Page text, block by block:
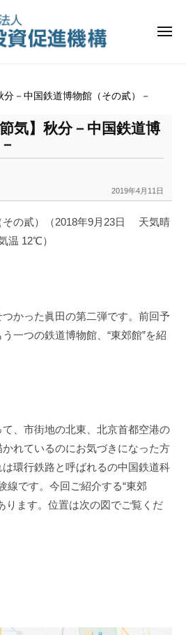
メ
分－中国鉄道博物館（その貳）－
気】秋分－中国鉄道博
2019年4月11日
の貳）（2018年9月 23日 天気晴
温 12℃）
かった眞田の第二弾です。前回予
一つの鉄道博物館、 “東郊館”を紹
、市街地の北東、北京首都空港の
れているのにお気づきになった方
は環行鉄路と呼ばれるの中国鉄道科
線です。今回ご紹介する“東郊
ります。位置は次の図でご覧くだ